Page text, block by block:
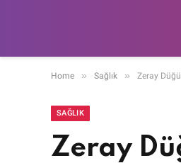
Home » Sağlık » Zeray
SAĞLIK
Zeray